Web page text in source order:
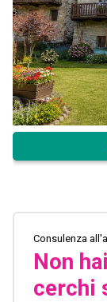
Consulenza
Non
cerchi